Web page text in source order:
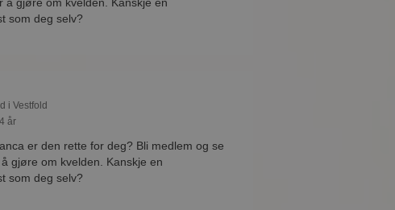
som deg selv?
i Vestfold
år
er den rette for deg? Bli medlem og se
gjøre om kvelden. Kanskje en
som deg selv?